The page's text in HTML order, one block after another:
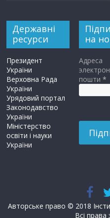
Державні
ресурси
Президент
України
Верховна Рада
України
Урядовий портал
Законодавство
України
Міністерство
освіти і науки
України
на
Адреса
пошти*
Авторське право © 2018
Всі